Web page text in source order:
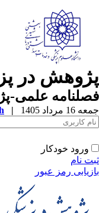
در
علمی-
مرداد 1405 |
ورود خودکار
نام
رمز عبور